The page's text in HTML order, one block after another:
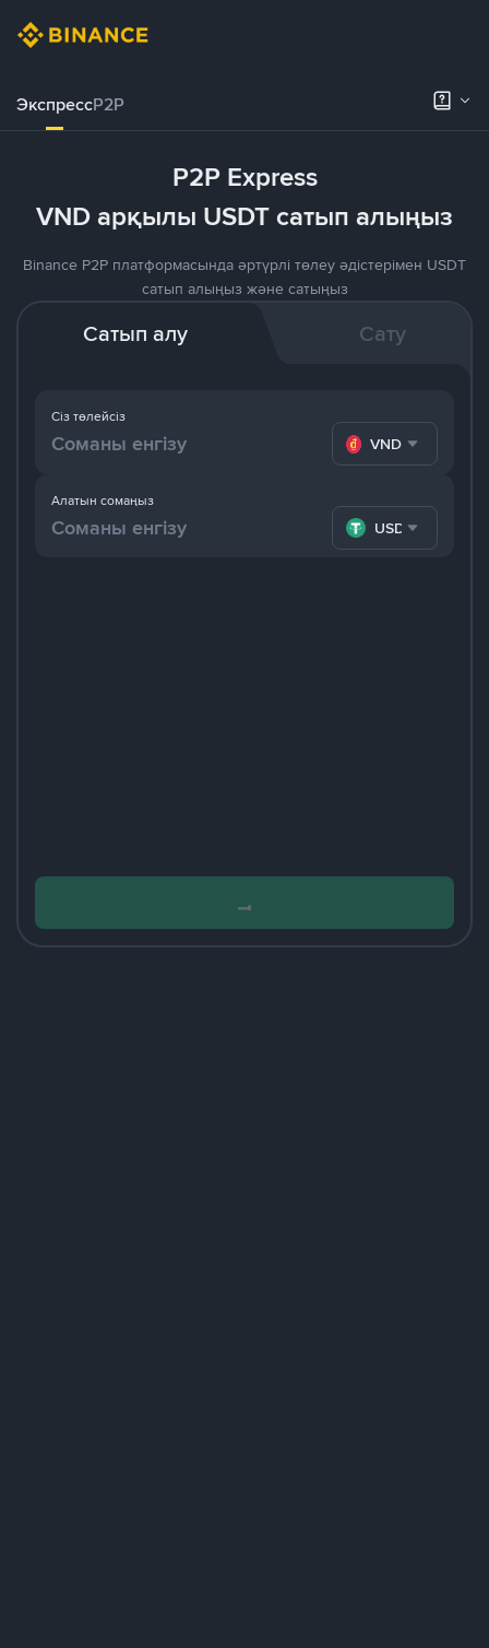
ЭкспрессP2P
P2P Express
VND арқылы USDT сатып алыңыз
Binance P2P платформасында әртүрлі төлеу әдістерімен USDT
сатып алыңыз және сатыңыз
Сатып алу Сату
Сіз төлейсіз
VND
Алатын сомаңыз
USDT